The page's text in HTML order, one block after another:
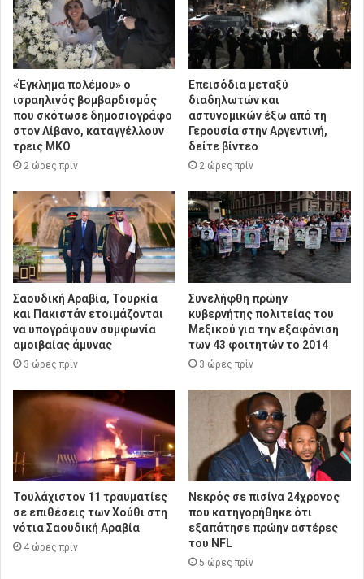
«Έγκλημα πολέμου» ο
ισραηλινός βομβαρδισμός
που σκότωσε δημοσιογράφο
στον Λίβανο, καταγγέλλουν
τρεις ΜΚΟ
2 ώρες πρίν
Επεισόδια μεταξύ
διαδηλωτών και
αστυνομικών έξω από τη
Γερουσία στην Αργεντινή,
δείτε βίντεο
2 ώρες πρίν
Σαουδική Αραβία, Τουρκία
και Πακιστάν ετοιμάζονται
να υπογράψουν συμφωνία
αμοιβαίας άμυνας
3 ώρες πρίν
Συνελήφθη πρώην
κυβερνήτης πολιτείας του
Μεξικού για την εξαφάνιση
των 43 φοιτητών το 2014
3 ώρες πρίν
Τουλάχιστον 11 τραυματίες
σε επιθέσεις των Χούθι στη
νότια Σαουδική Αραβία
4 ώρες πρίν
Νεκρός σε πισίνα 24χρονος
που κατηγορήθηκε ότι
εξαπάτησε πρώην αστέρες
του NFL
5 ώρες πρίν